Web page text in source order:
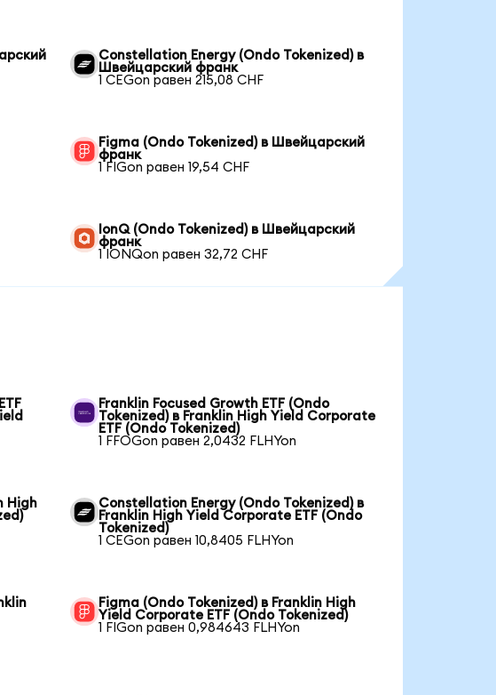
Constellation Energy (Ondo Tokenized) в
Швейцарский франк
1 CEGon равен 215,08 CHF
Figma (Ondo Tokenized) в Швейцарский
франк
1 FIGon равен 19,54 CHF
IonQ (Ondo Tokenized) в Швейцарский
франк
1 IONQon равен 32,72 CHF
Franklin Focused Growth ETF (Ondo
Tokenized) в Franklin High Yield Corporate
ETF (Ondo Tokenized)
1 FFOGon равен 2,0432 FLHYon
High
Constellation Energy (Ondo Tokenized) в
Franklin High Yield Corporate ETF (Ondo
Tokenized)
1 CEGon равен 10,8405 FLHYon
Figma (Ondo Tokenized) в Franklin High
Yield Corporate ETF (Ondo Tokenized)
1 FIGon равен 0,984643 FLHYon